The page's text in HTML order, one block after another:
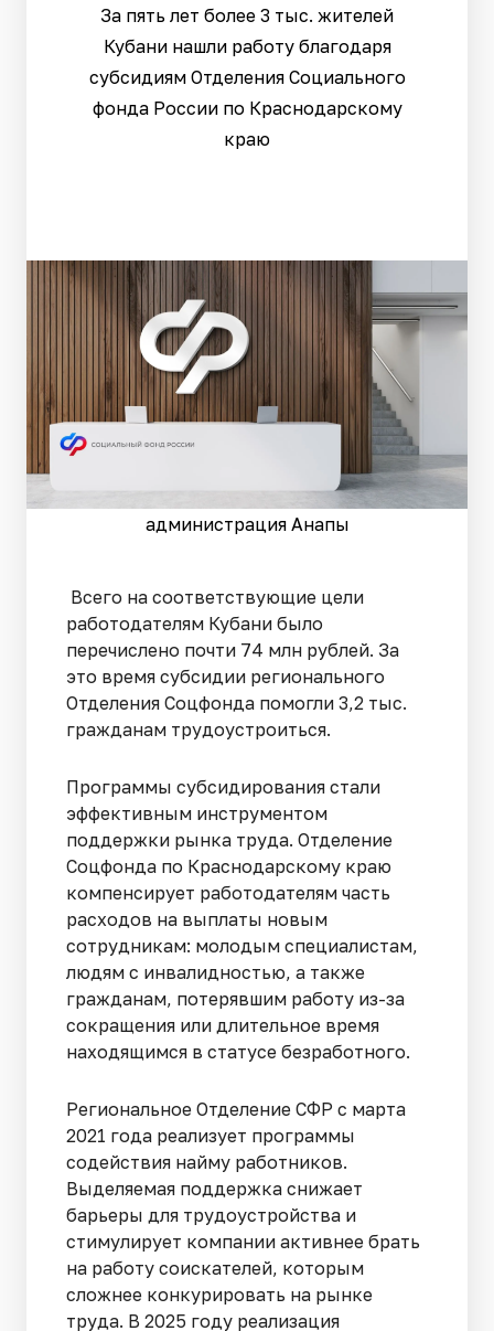
За пять лет более 3 тыс. жителей
Кубани нашли работу благодаря
субсидиям Отделения Социального
фонда России по Краснодарскому
краю
администрация Анапы
Всего на соответствующие цели
работодателям Кубани было
перечислено почти 74 млн рублей. За
это время субсидии регионального
Отделения Соцфонда помогли 3,2 тыс.
гражданам трудоустроиться.
Программы субсидирования стали
эффективным инструментом
поддержки рынка труда. Отделение
Соцфонда по Краснодарскому краю
компенсирует работодателям часть
расходов на выплаты новым
сотрудникам: молодым специалистам,
людям с инвалидностью, а также
гражданам, потерявшим работу из-за
сокращения или длительное время
находящимся в статусе безработного.
Региональное Отделение СФР с марта
2021 года реализует программы
содействия найму работников.
Выделяемая поддержка снижает
барьеры для трудоустройства и
стимулирует компании активнее брать
на работу соискателей, которым
сложнее конкурировать на рынке
труда. В 2025 году реализация